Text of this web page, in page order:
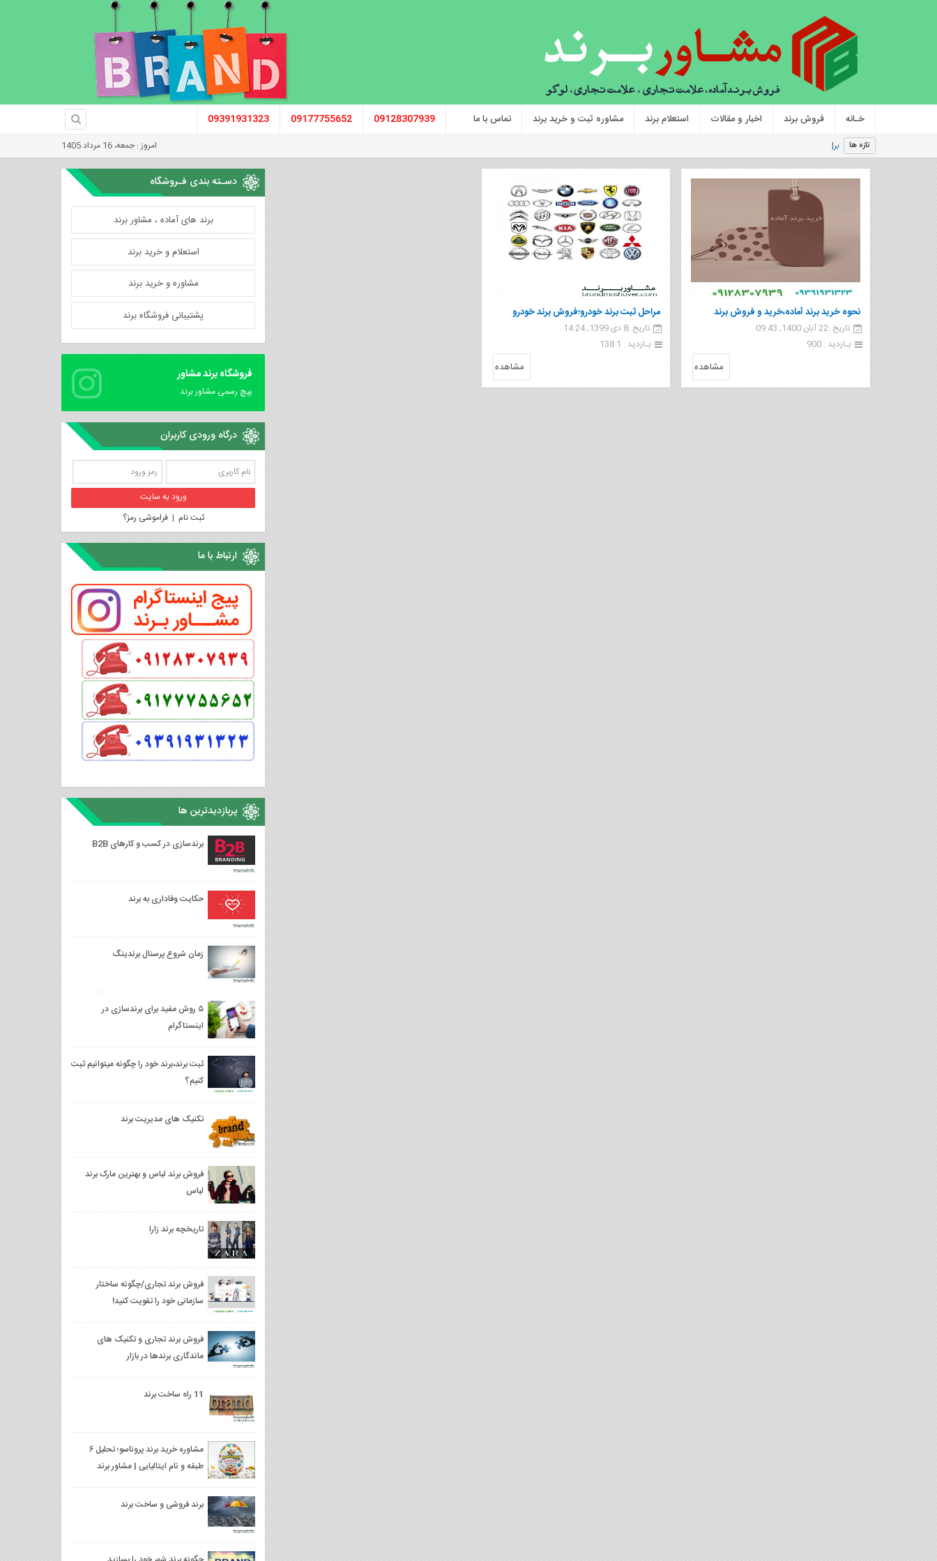
خـانه فروش برند اخبار و مقالات استعلام برند مشاوره ثبت و خرید برند تماس با ما 09128307939
09177755652
09391931323
تازه ها برند کارفرمایی و امروز : جمعه، 16 مرداد 1405
نحوه خرید برند آماده،خرید و فروش برند
تاریخ :22 آبان 1400, 09:43
بـازدید : 900
مشاهده
مراحل ثبت برند خودرو؛فروش برند خودرو
تاریخ :8 دی 1399, 14:24
بـازدید : 1 138
مشاهده
دسـته بندی فـروشگاه
برند های آماده ، مشاور برند
استعلام و خرید برند
مشاوره و خرید برند
پشتیبانی فروشگاه برند
فروشگاه برند مشاور
پیچ رسمی مشاور برند
درگاه ورودی کاربران
ثبت نام |فراموشی رمز؟
ارتباط با ما
پربازدیدترین ها
برندسازی در کسب و کارهای B2B
حکایت وفاداری به برند
زمان شروع پرسنال برندینگ
۵ روش مفید برای برندسازی در
اینستاگرام
ثبت برند،برند خود را چگونه میتوانیم ثبت
کنیم؟
تکنیک های مدیریت برند
فروش برند لباس و بهترین مارک برند
لباس
تاریخچه برند زارا
فروش برند تجاری/چگونه ساختار
سازمانی خود را تقویت کنید!
فروش برند تجاری و تکنیک های
ماندگاری برندها در بازار
11 راه ساخت برند
مشاوره خرید برند پروناسو؛ تحلیل ۶
طبقه و نام ایتالیایی | مشاور برند
برند فروشی و ساخت برند